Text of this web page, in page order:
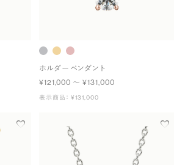
ホルダー ペンダント
¥121,000 〜 ¥131,000
表示商品： ¥131,000